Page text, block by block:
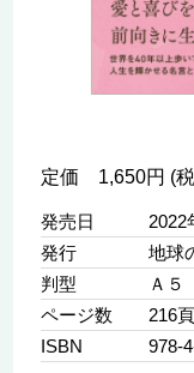
定価 1,650円 (
発売日
2022
発行
地球
判型
Ａ５
ページ数
216頁
ISBN
978-